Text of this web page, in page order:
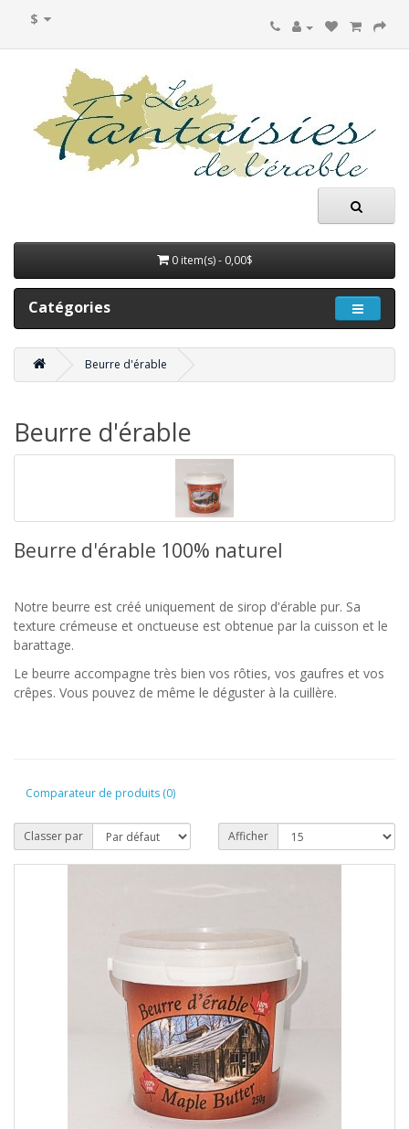
$
0 item(s) - 0,00$
Catégories
Beurre d'érable
Beurre d'érable
Beurre d'érable 100% naturel
Notre beurre est créé uniquement de sirop d'érable pur­. Sa
texture crémeuse et onctueuse est obtenue par la cuisson et le
barattage.
Le beurre accompagne très bien vos rôties, vos gaufres et vos
crêpes. Vous pouvez de même le déguster à la cuillère.
Comparateur de produits (0)
Classer par Afficher